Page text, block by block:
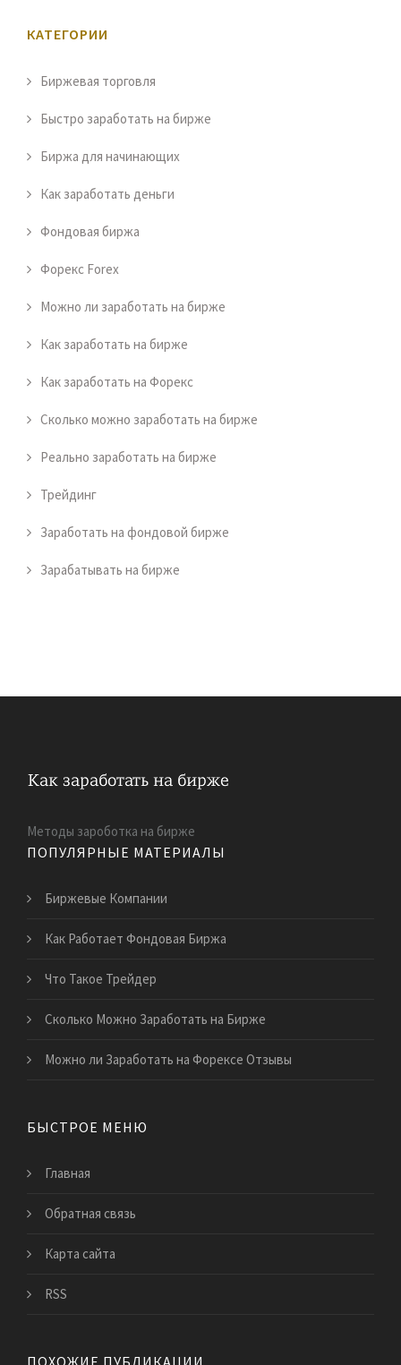
КАТЕГОРИИ
Биржевая торговля
Быстро заработать на бирже
Биржа для начинающих
Как заработать деньги
Фондовая биржа
Форекс Forex
Можно ли заработать на бирже
Как заработать на бирже
Как заработать на Форекс
Сколько можно заработать на бирже
Реально заработать на бирже
Трейдинг
Заработать на фондовой бирже
Зарабатывать на бирже
Методы зароботка на бирже
ПОПУЛЯРНЫЕ МАТЕРИАЛЫ
Биржевые Компании
Как Работает Фондовая Биржа
Что Такое Трейдер
Сколько Можно Заработать на Бирже
Можно ли Заработать на Форексе Отзывы
БЫСТРОЕ МЕНЮ
Главная
Обратная связь
Карта сайта
RSS